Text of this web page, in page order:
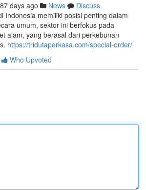
87 days ago News
Discuss
Indonesia memiliki posisi penting dalam
umum, sektor ini berfokus pada
alam, yang berasal dari perkebunan
https://tridutaperkasa.com/special-order/
Who Upvoted